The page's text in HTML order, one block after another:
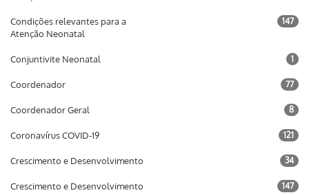
Condições relevantes para a
Atenção Neonatal
147
Conjuntivite Neonatal 1
Coordenador 77
Coordenador Geral 8
Coronavírus COVID-19 121
Crescimento e Desenvolvimento 34
Crescimento e Desenvolvimento 147